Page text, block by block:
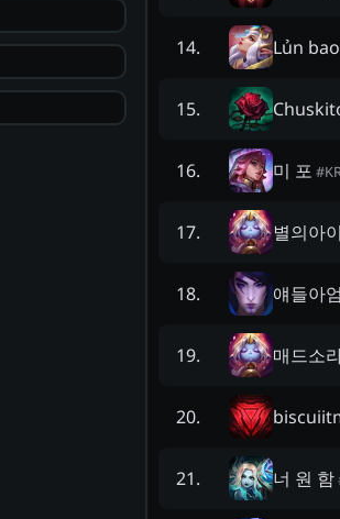
14. Lủn
15.
16. 미 포 #
17. 별의아
18. 얘들아
19. 매드소
20.
21. 너 원 함